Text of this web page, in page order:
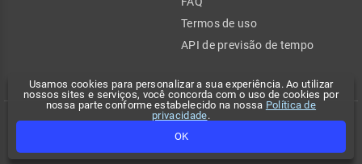
Usamos cookies para personalizar a sua experiência. Ao utilizar
nossos sites e serviços, você concorda com o uso de cookies por
nossa parte conforme estabelecido na nossa Política de
privacidade.
OK
Termos de uso
API de previsão de tempo
Copyright 2026 - Climatempo. Todos os direitos reservados.